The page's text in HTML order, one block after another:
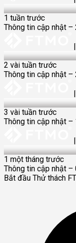
28 Jul 2026
1 tuần trước
Thông tin cập nhật
23 Jul 2026
2 vài tuần trước
Thông tin cập nhật
16 Jul 2026
3 vài tuần trước
Thông tin cập nhật
9 Jul 2026
1 một tháng trước
Thông tin cập nhật
Bắt đầu Thử thách